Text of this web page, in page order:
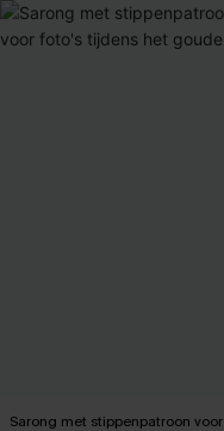
Sarong met stippenpatroon voor